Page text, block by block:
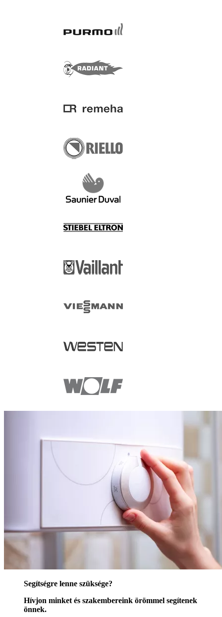
Segítségre lenne szüksége?
Hívjon minket és szakembereink örömmel segítenek
önnek.